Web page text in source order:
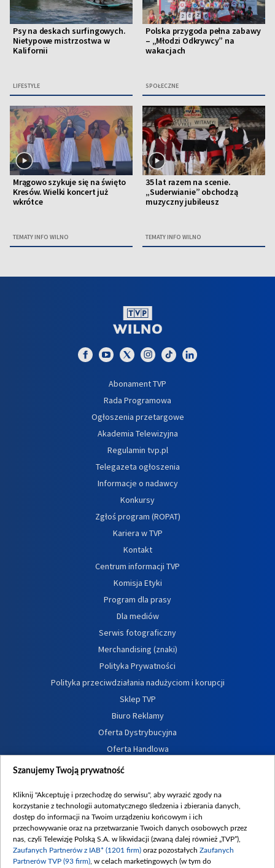
Psy na deskach surfingowych.
Nietypowe mistrzostwa w
Kalifornii
LIFESTYLE
Polska przygoda pełna zabawy
– „Młodzi Odkrywcy” na
wakacjach
SPOŁECZNE
Mrągowo szykuje się na święto
Kresów. Wielki koncert już
wkrótce
TEMATY INFO WILNO
35 lat razem na scenie.
„Suderwianie” obchodzą
muzyczny jubileusz
TEMATY INFO WILNO
Abonament TVP
Rada Programowa
Ogłoszenia przetargowe
Akademia Telewizyjna
Regulamin tvp.pl
Telegazeta ogłoszenia
Informacje o nadawcy
Konkursy
Zgłoś program (ROPAT)
Kariera w TVP
Kontakt
Centrum informacji TVP
Komisja Etyki
Program dla prasy
Dla mediów
Serwis fotograficzny
Merchandising (znaki)
Polityka Prywatności
Polityka przeciwdziałania nadużyciom i korupcji
Sklep TVP
Biuro Reklamy
Oferta Dystrybucyjna
Oferta Handlowa
Dostępność
Procedura zgłoszeń wewnętrznych
Szanujemy Twoją prywatność
Kliknij "Akceptuję i przechodzę do serwisu", aby wyrazić zgody na
korzystanie z technologii automatycznego śledzenia i zbierania danych,
dostęp do informacji na Twoim urządzeniu końcowym i ich
przechowywanie oraz na przetwarzanie Twoich danych osobowych przez
nas, czyli Telewizję Polską S.A. w likwidacji (zwaną dalej również „TVP”),
Zaufanych Partnerów z IAB* (1201 firm) oraz pozostałych Zaufanych
Partnerów TVP (93 firm) , w celach marketingowych (w tym do